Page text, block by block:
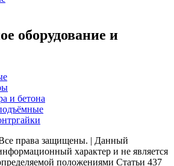
оборудование и
и бетона
права защищены. | Данный
характер и не является
положениями Статьи 437